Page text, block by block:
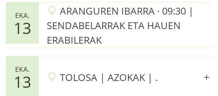
EKA.
13
ARANGUREN IBARRA · 09:30 |
SENDABELARRAK ETA HAUEN
ERABILERAK
EKA.
13 TOLOSA | AZOKAK | .